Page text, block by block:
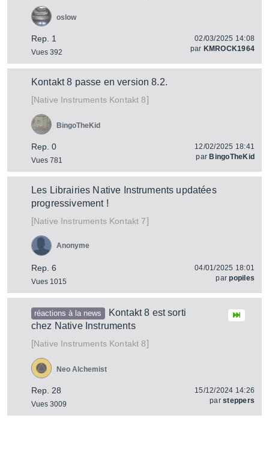
Rep. 1
Vues 392
oslow
02/03/2025 14:08
par KMROCK1964
Kontakt 8 passe en version 8.2.
[Native InstrumentsKontakt 8]
Rep. 0
Vues 781
BingoTheKid
12/02/2025 18:41
par BingoTheKid
Les Librairies Native Instruments updatées
progressivement !
[Native InstrumentsKontakt 7]
Rep. 6
Vues 1015
Anonyme
04/01/2025 18:01
parpopiles
réactions à la news
Kontakt 8 est sorti
chez Native Instruments
[Native InstrumentsKontakt 8]
Rep. 28
Vues 3009
Neo Alchemist
15/12/2024 14:26
parsteppers